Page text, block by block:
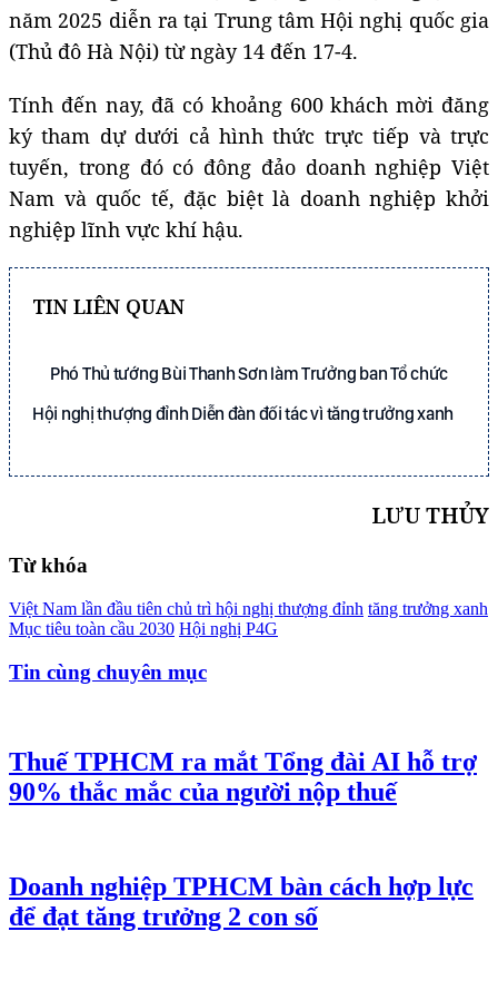
năm 2025 diễn ra tại Trung tâm Hội nghị quốc gia
(Thủ đô Hà Nội) từ ngày 14 đến 17-4.
Tính đến nay, đã có khoảng 600 khách mời đăng
ký tham dự dưới cả hình thức trực tiếp và trực
tuyến, trong đó có đông đảo doanh nghiệp Việt
Nam và quốc tế, đặc biệt là doanh nghiệp khởi
nghiệp lĩnh vực khí hậu.
TIN LIÊN QUAN
Phó Thủ tướng Bùi Thanh Sơn làm Trưởng ban Tổ chức
Hội nghị thượng đỉnh Diễn đàn đối tác vì tăng trưởng xanh
LƯU THỦY
Từ khóa
Việt Nam lần đầu tiên chủ trì hội nghị thượng đỉnh tăng trưởng xanh
Mục tiêu toàn cầu 2030 Hội nghị P4G
Tin cùng chuyên mục
Thuế TPHCM ra mắt Tổng đài AI hỗ trợ
90% thắc mắc của người nộp thuế
Doanh nghiệp TPHCM bàn cách hợp lực
để đạt tăng trưởng 2 con số